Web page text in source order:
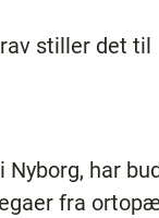
stiller det til
har
fra